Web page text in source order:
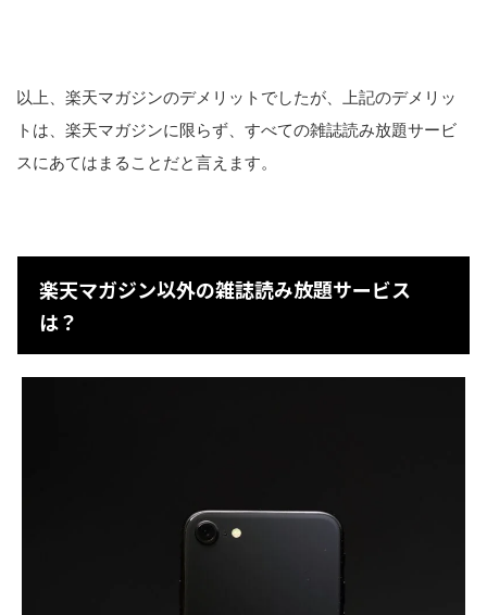
以上、楽天マガジンのデメリットでしたが、上記のデメリッ
トは、楽天マガジンに限らず、すべての雑誌読み放題サービ
スにあてはまることだと言えます。
楽天マガジン以外の雑誌読み放題サービス
は？